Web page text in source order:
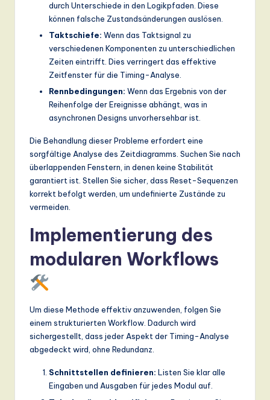
durch Unterschiede in den Logikpfaden. Diese
können falsche Zustandsänderungen auslösen.
Taktschiefe: Wenn das Taktsignal zu
verschiedenen Komponenten zu unterschiedlichen
Zeiten eintrifft. Dies verringert das effektive
Zeitfenster für die Timing-Analyse.
Rennbedingungen: Wenn das Ergebnis von der
Reihenfolge der Ereignisse abhängt, was in
asynchronen Designs unvorhersehbar ist.
Die Behandlung dieser Probleme erfordert eine
sorgfältige Analyse des Zeitdiagramms. Suchen Sie nach
überlappenden Fenstern, in denen keine Stabilität
garantiert ist. Stellen Sie sicher, dass Reset-Sequenzen
korrekt befolgt werden, um undefinierte Zustände zu
vermeiden.
Implementierung des
modularen Workflows
Um diese Methode effektiv anzuwenden, folgen Sie
einem strukturierten Workflow. Dadurch wird
sichergestellt, dass jeder Aspekt der Timing-Analyse
abgedeckt wird, ohne Redundanz.
Schnittstellen definieren: Listen Sie klar alle
Eingaben und Ausgaben für jedes Modul auf.